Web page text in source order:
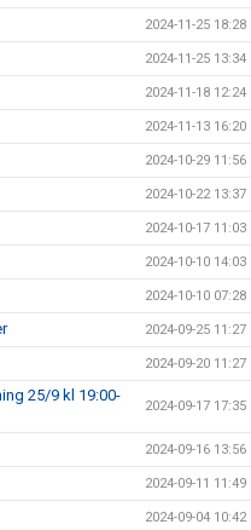
2024-11-25 18:28
2024-11-25 13:34
2024-11-18 12:24
2024-11-13 16:20
2024-10-29 11:56
2024-10-22 13:37
2024-10-17 11:03
2024-10-10 14:03
2024-10-10 07:28
2024-09-25 11:27
2024-09-20 11:27
25/9 kl 19:00-
2024-09-17 17:35
2024-09-16 13:56
2024-09-11 11:49
2024-09-04 10:42